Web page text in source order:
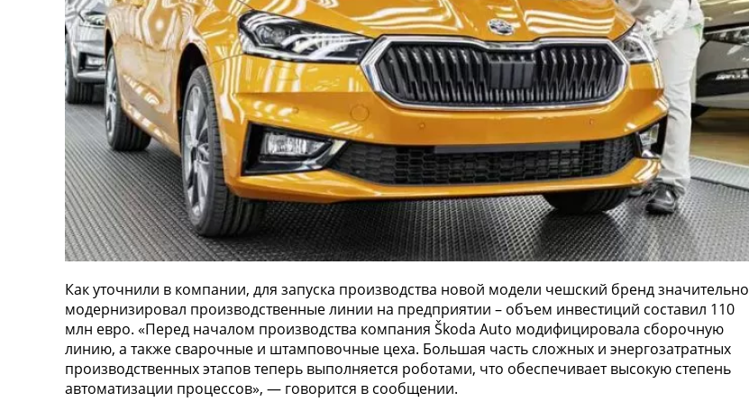
Как уточнили в компании, для запуска производства новой модели чешский бренд значительно
модернизировал производственные линии на предприятии – объем инвестиций составил 110
млн евро. «Перед началом производства компания Škoda Auto модифицировала сборочную
линию, а также сварочные и штамповочные цеха. Большая часть сложных и энергозатратных
производственных этапов теперь выполняется роботами, что обеспечивает высокую степень
автоматизации процессов», — говорится в сообщении.